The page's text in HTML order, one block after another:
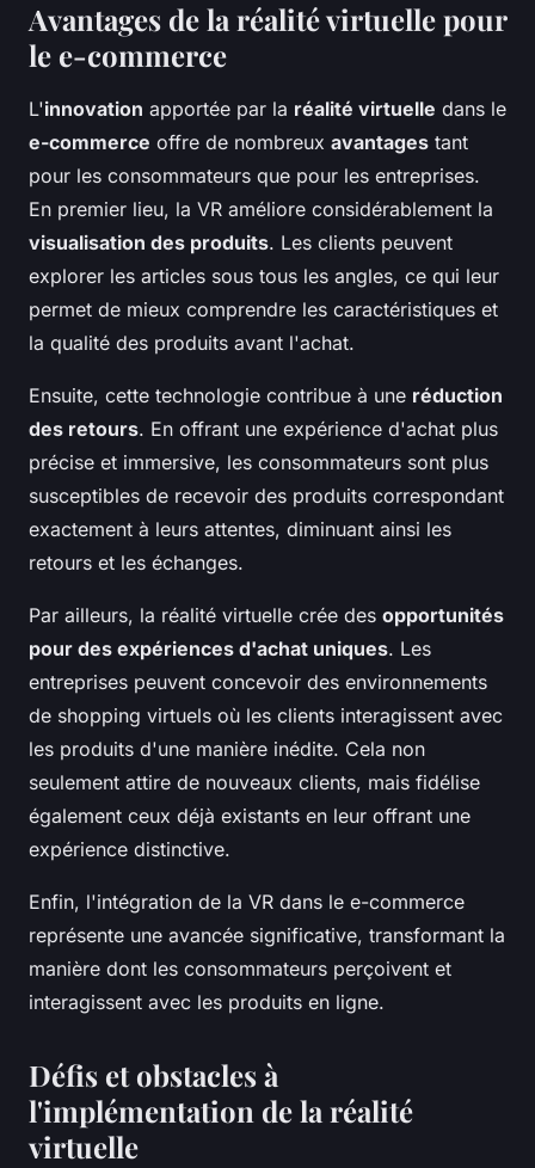
Avantages de la réalité virtuelle pour
le e-commerce
L'innovation apportée par la réalité virtuelle dans le
e-commerce offre de nombreux avantages tant
pour les consommateurs que pour les entreprises.
En premier lieu, la VR améliore considérablement la
visualisation des produits. Les clients peuvent
explorer les articles sous tous les angles, ce qui leur
permet de mieux comprendre les caractéristiques et
la qualité des produits avant l'achat.
Ensuite, cette technologie contribue à une réduction
des retours. En offrant une expérience d'achat plus
précise et immersive, les consommateurs sont plus
susceptibles de recevoir des produits correspondant
exactement à leurs attentes, diminuant ainsi les
retours et les échanges.
Par ailleurs, la réalité virtuelle crée des opportunités
pour des expériences d'achat uniques. Les
entreprises peuvent concevoir des environnements
de shopping virtuels où les clients interagissent avec
les produits d'une manière inédite. Cela non
seulement attire de nouveaux clients, mais fidélise
également ceux déjà existants en leur offrant une
expérience distinctive.
Enfin, l'intégration de la VR dans le e-commerce
représente une avancée significative, transformant la
manière dont les consommateurs perçoivent et
interagissent avec les produits en ligne.
Défis et obstacles à
l'implémentation de la réalité
virtuelle